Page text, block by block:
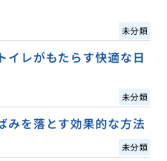
未分類
イレがもたらす快適な日
未分類
みを落とす効果的な方法
未分類